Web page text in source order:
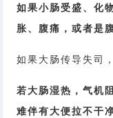
如果小肠受盛、化
胀、腹痛，或者是
如果大肠传导失司
若大肠湿热，气机
难伴有大便拉不干